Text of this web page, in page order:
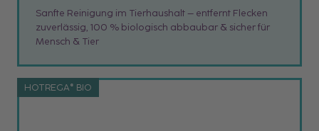
Sanfte Reinigung im Tierhaushalt – entfernt Flecken
zuverlässig, 100 % biologisch abbaubar & sicher für
Mensch & Tier
HOTREGA® BIO